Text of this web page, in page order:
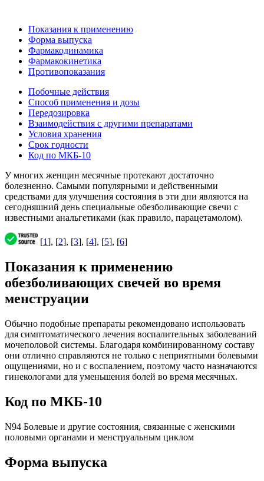
Показания к применению
Форма выпуска
Фармакодинамика
Фармакокинетика
Противопоказания
Побочные действия
Способ применения и дозы
Передозировка
Взаимодействия с другими препаратами
Условия хранения
Срок годности
Код по МКБ-10
У многих женщин месячные протекают достаточно
болезненно. Самыми популярными и действенными
средствами для улучшения состояния в эти дни являются на
сегодняшний день специальные обезболивающие свечи с
известными анальгетиками (как правило, парацетамолом).
[1], [2], [3], [4], [5], [6]
Показания к применению
обезболивающих свечей во время
менструации
Обычно подобные препараты рекомендовано использовать
для симптоматического лечения воспалительных заболеваний
мочеполовой системы. Благодаря комбинированному составу
они отлично справляются не только с неприятными болевыми
ощущениями, но и с воспалением, поэтому часто назначаются
гинекологами для уменьшения болей во время месячных.
Код по МКБ-10
N94 Болевые и другие состояния, связанные с женскими
половыми органами и менструальным циклом
Форма выпуска